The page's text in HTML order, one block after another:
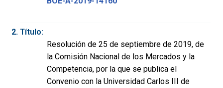
Título:
Resolución de 25 de septiembre de 2019, de
la Comisión Nacional de los Mercados y la
Competencia, por la que se publica el
Convenio con la Universidad Carlos III de